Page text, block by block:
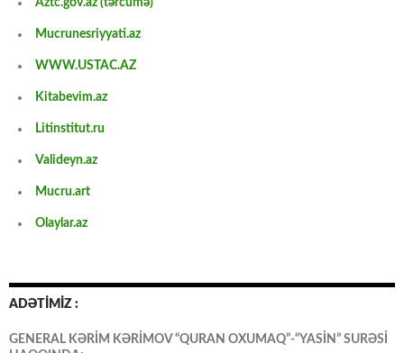
Aztc.gov.az (tərcümə)
Mucrunesriyyati.az
WWW.USTAC.AZ
Kitabevim.az
Litinstitut.ru
Valideyn.az
Mucru.art
Olaylar.az
ADƏTİMİZ :
GENERAL KƏRİM KƏRİMOV “QURAN OXUMAQ”-“YASİN” SURƏSİ